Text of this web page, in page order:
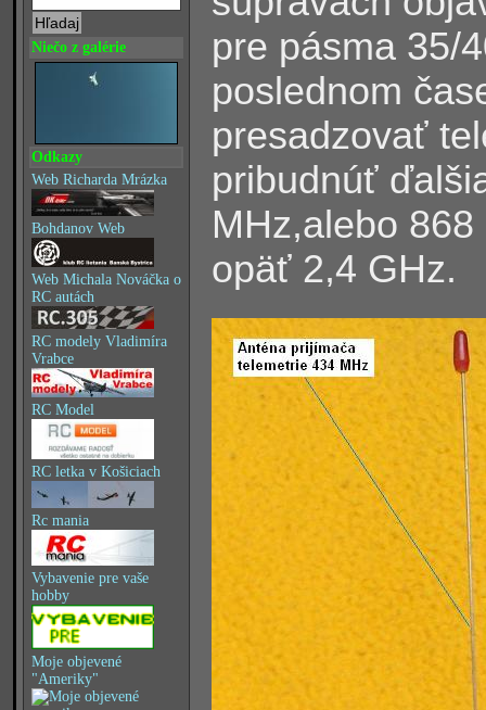
Niečo z galérie
Odkazy
Web Richarda Mrázka
Bohdanov Web
Web Michala Nováčka o
RC autách
RC modely Vladimíra
Vrabce
RC Model
RC letka v Košiciach
Rc mania
Vybavenie pre vaše
hobby
Moje objevené
"Ameriky"
pre pásma 35/
poslednom
presadzovať
pribudnúť
MHz,alebo
opäť 2,4 GHz.